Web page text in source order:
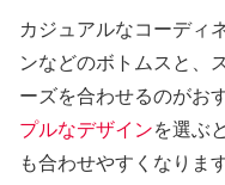
カジュアルなコーディ
ンなどのボトムスと、
ーズを合わせるのがお
プルなデザインを選ぶ
も合わせやすくなります